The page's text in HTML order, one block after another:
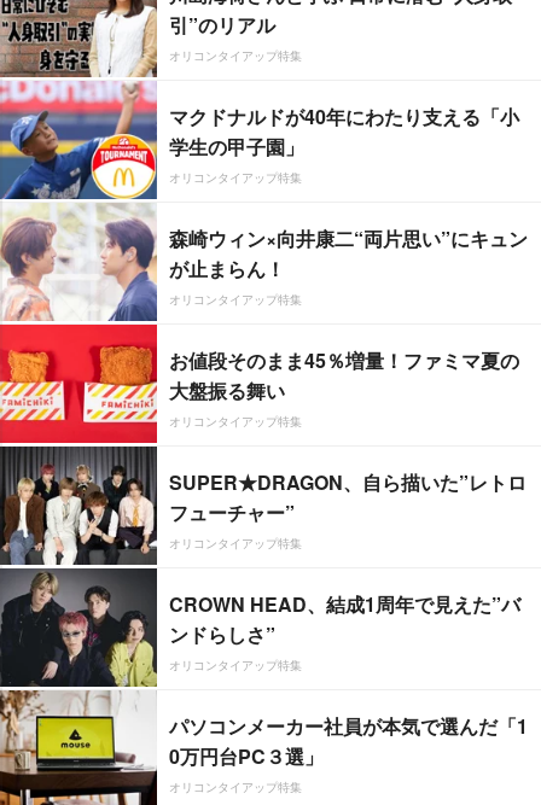
引”のリアル
オリコンタイアップ特集
マクドナルドが40年にわたり支える「小
学生の甲子園」
オリコンタイアップ特集
森崎ウィン×向井康二“両片思い”にキュン
が止まらん！
オリコンタイアップ特集
お値段そのまま45％増量！ファミマ夏の
大盤振る舞い
オリコンタイアップ特集
SUPER★DRAGON、自ら描いた”レトロ
フューチャー”
オリコンタイアップ特集
CROWN HEAD、結成1周年で見えた”バ
ンドらしさ”
オリコンタイアップ特集
パソコンメーカー社員が本気で選んだ「1
0万円台PC３選」
オリコンタイアップ特集